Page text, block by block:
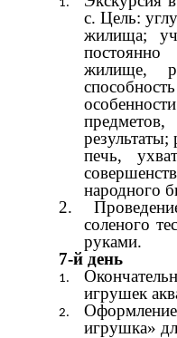
с. Цель:
жилища;
жилище,
результаты;
печь,
народного
2. Проведение
соленого
руками.
7-й день
игрушек
игрушка»